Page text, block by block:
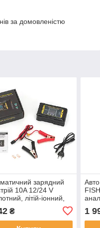
за домовленістю
зарядний
10A 12/24 V
літій-іонний,
₴ 1